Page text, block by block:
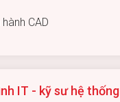
CAD
IT - kỹ sư hệ thống